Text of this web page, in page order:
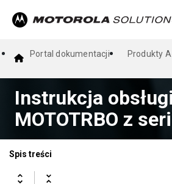
Portal dokumentacji Produkty
Instrukcja
MOTOTRBO z
Spis treści